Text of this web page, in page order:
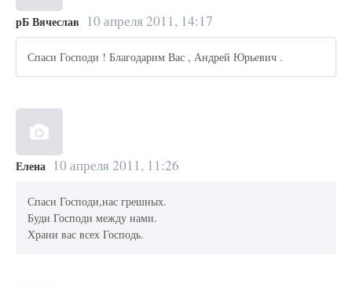
рБ Вячеслав 10 апреля 2011, 14:17
Спаси Господи ! Благодарим Вас , Андрей Юрьевич .
Елена 10 апреля 2011, 11:26
Спаси Господи,нас грешных.
Буди Господи между нами.
Храни вас всех Господь.